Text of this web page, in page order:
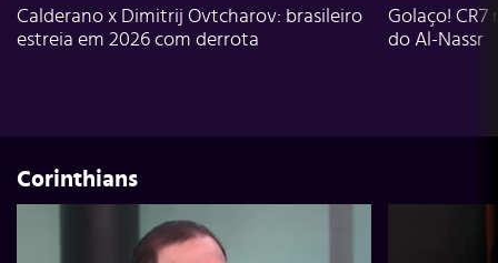
Calderano x Dimitrij Ovtcharov: brasileiro
estreia em 2026 com derrota
Golaço!
do Al-Nassr
Corinthians